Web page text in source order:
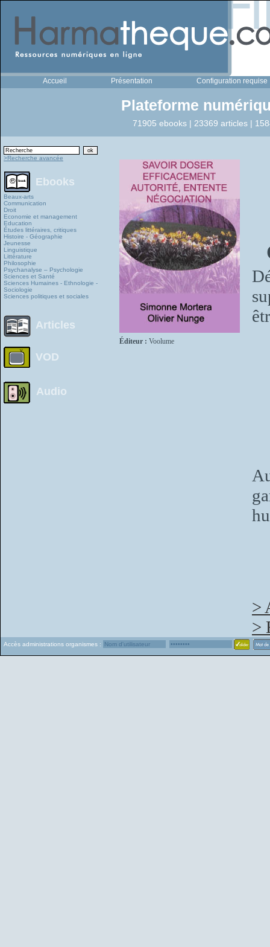
Accueil Présentation Configuration requise
Plateforme
71905 ebooks | 23369 articles |
>Recherche avancée
Ebooks
Beaux-arts
Communication
Droit
Economie et management
Education
Études littéraires, critiques
Histoire - Géographie
Jeunesse
Linguistique
Littérature
Philosophie
Psychanalyse – Psychologie
Sciences et Santé
Sciences Humaines - Ethnologie -
Sociologie
Sciences politiques et sociales
Articles
VOD
Audio
Éditeur : Voolume
>
>
Accès administrations organismes :